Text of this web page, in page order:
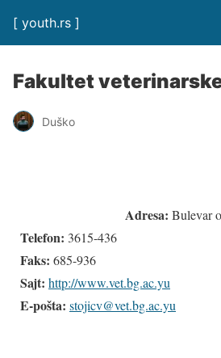
[ youth.rs ]
Fakultet
Duško
Adresa: Bulevar
Telefon: 3615-436
Faks: 685-936
Sajt: http://www.vet.bg.ac.yu
E-pošta: stojicv@vet.bg.ac.yu